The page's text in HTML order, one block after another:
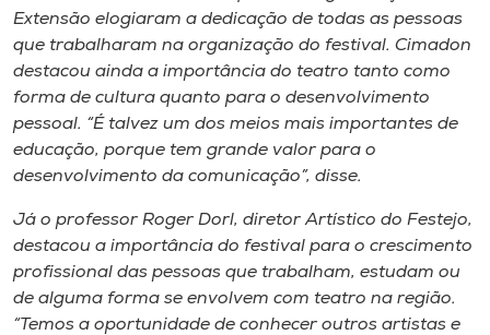
Extensão elogiaram a dedicação de todas as pessoas
que trabalharam na organização do festival. Cimadon
destacou ainda a importância do teatro tanto como
forma de cultura quanto para o desenvolvimento
pessoal. “É talvez um dos meios mais importantes de
educação, porque tem grande valor para o
desenvolvimento da comunicação”, disse.
Já o professor Roger Dorl, diretor Artístico do Festejo,
destacou a importância do festival para o crescimento
profissional das pessoas que trabalham, estudam ou
de alguma forma se envolvem com teatro na região.
“Temos a oportunidade de conhecer outros artistas e